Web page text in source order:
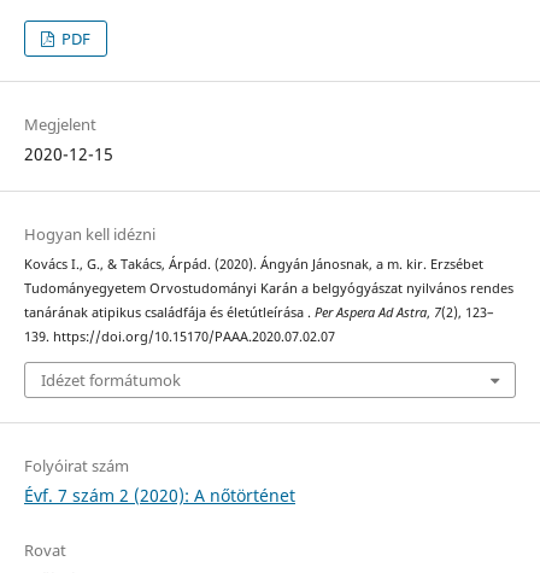
PDF
Megjelent
2020-12-15
Hogyan kell idézni
Kovács I., G., & Takács, Árpád. (2020). Ángyán Jánosnak, a m. kir. Erzsébet
Tudományegyetem Orvostudományi Karán a belgyógyászat nyilvános rendes
tanárának atipikus családfája és életútleírása . Per Aspera Ad Astra, 7(2), 123–
139. https://doi.org/10.15170/PAAA.2020.07.02.07
Idézet formátumok
Folyóirat szám
Évf. 7 szám 2 (2020): A nőtörténet
Rovat